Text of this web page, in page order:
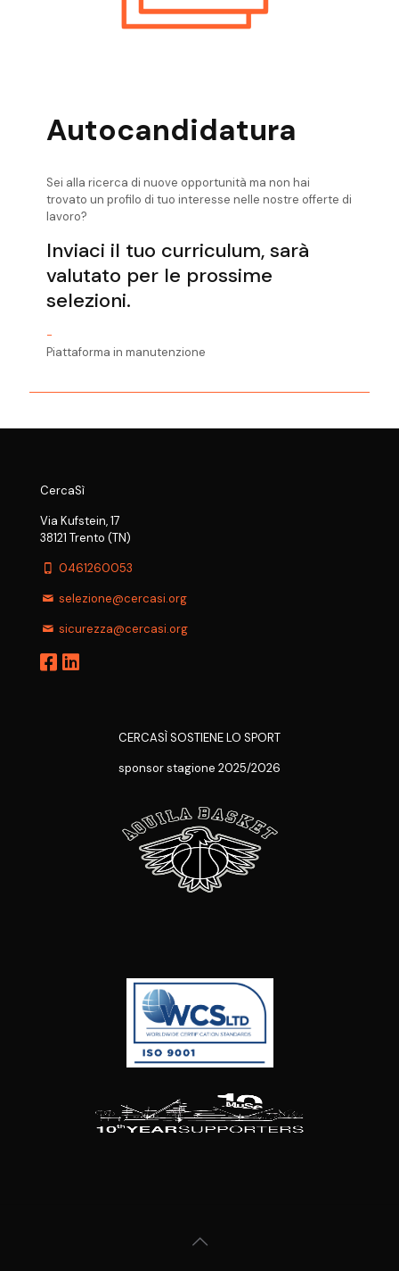
Autocandidatura
Sei alla ricerca di nuove opportunità ma non hai
trovato un profilo di tuo interesse nelle nostre offerte di
lavoro?
Inviaci il tuo curriculum, sarà
valutato per le prossime
selezioni.
-
Piattaforma in manutenzione
CercaSì
Via Kufstein, 17
38121 Trento (TN)
0461260053
selezione@cercasi.org
sicurezza@cercasi.org
CERCASÌ SOSTIENE LO SPORT
sponsor stagione 2025/2026